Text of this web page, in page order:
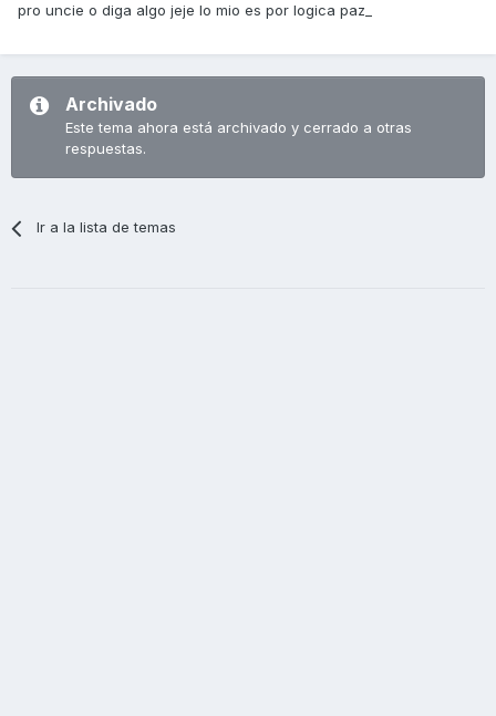
pro uncie o diga algo jeje lo mio es por logica paz_
Archivado
Este tema ahora está archivado y cerrado a otras
respuestas.
Ir a la lista de temas